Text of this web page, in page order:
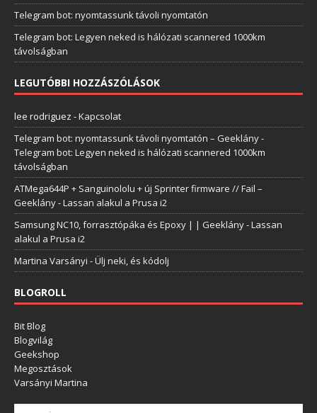
Telegram bot: nyomtassunk távoli nyomtatón
Telegram bot: Legyen neked is hálózati scannered 1000km
távolságban
LEGUTÓBBI HOZZÁSZÓLÁSOK
lee rodriguez -Kapcsolat
Telegram bot: nyomtassunk távoli nyomtatón – Geeklány-
Telegram bot: Legyen neked is hálózati scannered 1000km
távolságban
ATMega644P + Sanguinololu + új Sprinter firmware // Fail –
Geeklány-Lassan alakul a Prusa i2
Samsung NC10, forrasztópáka és Epoxy | | Geeklány-Lassan
alakul a Prusa i2
Martina Varsányi -Ülj neki, és kódolj
BLOGROLL
Bit Blog
Blogvilág
Geekshop
Megosztások
Varsányi Martina